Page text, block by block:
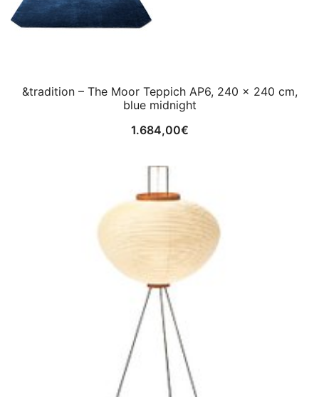
&tradition – The Moor Teppich AP6, 240 x 240 cm,
blue midnight
1.684,00€